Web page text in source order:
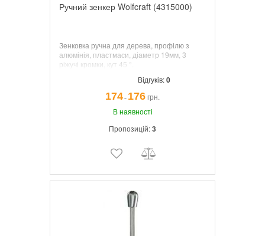
Ручний зенкер Wolfcraft (4315000)
Зенковка ручна для дерева, профілю з
алюмінія, пластмаси, діаметр 19мм, 3
ріжучі кромки, кут 45 °.
Відгуків:0
174¯176грн.
В наявності
Пропозицій:3